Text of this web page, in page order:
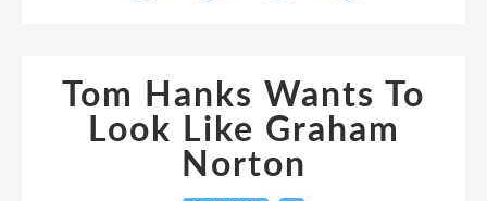
Tom Hanks Wants To
Look Like Graham
Norton